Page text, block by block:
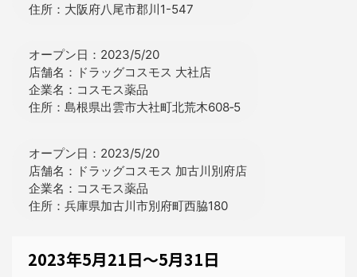
住所：大阪府八尾市郡川1-547
オープン日：2023/5/20
店舗名：ドラッグコスモス 大社店
企業名：コスモス薬品
住所：島根県出雲市大社町北荒木608‐5
オープン日：2023/5/20
店舗名：ドラッグコスモス 加古川別府店
企業名：コスモス薬品
住所：兵庫県加古川市別府町西脇180
2023年5月21日～5月31日